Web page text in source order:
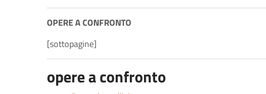
OPERE A CONFRONTO
[sottopagine]
opere a confronto